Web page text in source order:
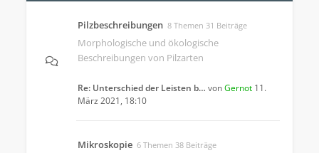
Pilzbeschreibungen 8 Themen 31 Beiträge
Morphologische und ökologische
Beschreibungen von Pilzarten
Re: Unterschied der Leisten b… vonGernot 11.
März 2021, 18:10
Mikroskopie 6 Themen 38 Beiträge